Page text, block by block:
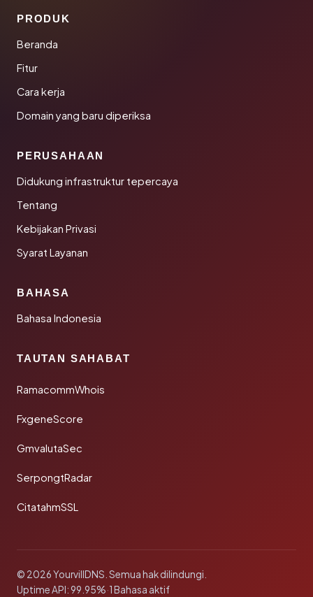
PRODUK
Beranda
Fitur
Cara kerja
Domain yang baru diperiksa
PERUSAHAAN
Didukung infrastruktur tepercaya
Tentang
Kebijakan Privasi
Syarat Layanan
BAHASA
Bahasa Indonesia
TAUTAN SAHABAT
RamacommWhois
FxgeneScore
GmvalutaSec
SerpongtRadar
CitatahmSSL
© 2026 YourvillDNS. Semua hak dilindungi.
Uptime API: 99.95%·1 Bahasa aktif